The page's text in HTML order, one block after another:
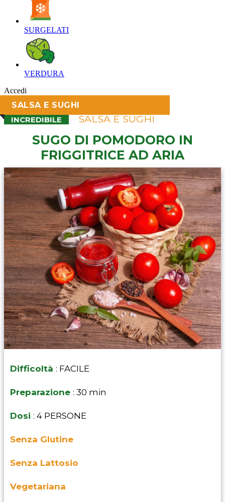
SURGELATI‎
VERDURA‎
Accedi
SALSA E SUGHI
INCREDIBILE
SALSA E SUGHI
SUGO DI POMODORO IN
FRIGGITRICE AD ARIA
Difficoltà : FACILE
Preparazione : 30 min
Dosi : 4 PERSONE
Senza Glutine
Senza Lattosio
Vegetariana